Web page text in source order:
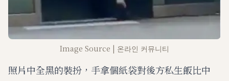
Image Source | 온라인 커뮤니티
照片中全黑的裝扮，手拿個紙袋對後方私生飯比中